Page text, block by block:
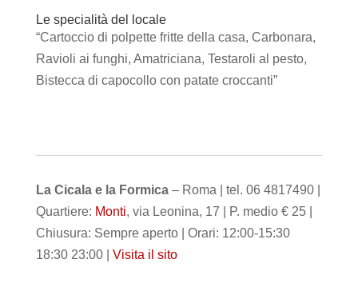
Le specialità del locale
“Cartoccio di polpette fritte della casa, Carbonara,
Ravioli ai funghi, Amatriciana, Testaroli al pesto,
Bistecca di capocollo con patate croccanti”
La Cicala e la Formica– Roma | tel. 06 4817490 |
Quartiere: Monti, via Leonina, 17 | P. medio € 25 |
Chiusura: Sempre aperto | Orari: 12:00-15:30
18:30 23:00 | Visita il sito